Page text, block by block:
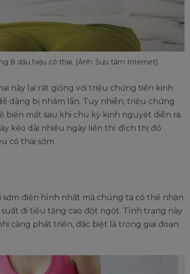
8 dấu hiệu có thai. (Ảnh: Sưu tầm Internet)
này lại rất giống với triệu chứng tiền kinh
dàng bị nhầm lẫn. Tuy nhiên, triệu chứng
biến mất sau khi chu kỳ kinh nguyệt diễn ra.
kéo dài nhiều ngày liền thì đích thị đó
có thai sớm.
điển hình nhất mà chúng ta có thể nhận
đi tiểu tăng cao đột ngột. Tình trạng này
càng phát triển, đặc biệt là trong giai đoạn